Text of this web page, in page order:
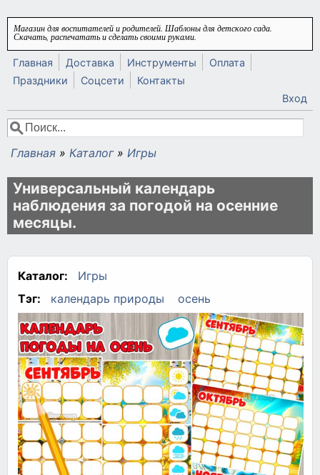
Перейти к основному содержанию
Магазин для воспитателей и родителей. Шаблоны для детского сада.
Скачать, распечатать и сделать своими руками.
Главная Доставка Инструменты
Оплата
Праздники
Соцсети
Контакты
Вход
Форма поиска
Поиск
Вы здесь
Главная » Каталог » Игры
Универсальный календарь
наблюдения за погодой на осенние
месяцы.
Каталог:
Игры
Тэг:
календарь природы осень